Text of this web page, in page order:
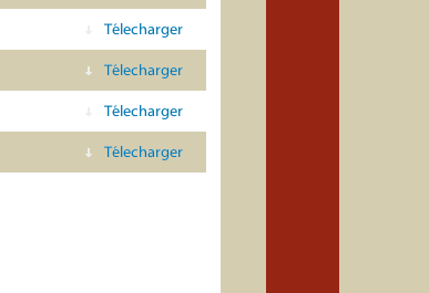
Télecharger
Télecharger
Télecharger
Télecharger